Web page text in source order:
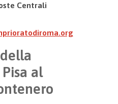
Centrali
al